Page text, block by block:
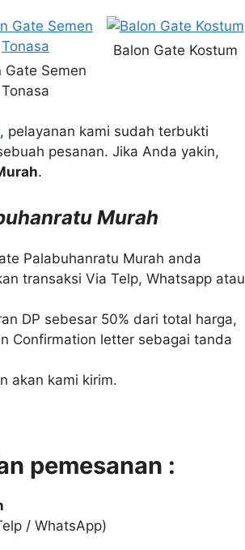
Gate Semen
Tonasa
Balon Gate Kostum
, pelayanan kami sudah terbukti
pesanan. Jika Anda yakin,
.
Murah
Palabuhanratu Murah anda
transaksi Via Telp, Whatsapp atau
DP sebesar 50% dari total harga,
Confirmation letter sebagai tanda
akan kami kirim.
pemesanan :
/ WhatsApp)